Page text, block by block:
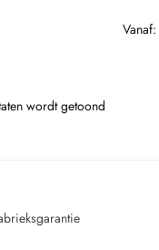
Vanaf:
wordt getoond